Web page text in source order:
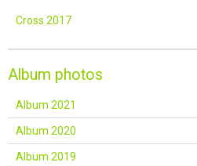
Cross 2017
Album photos
Album 2021
Album 2020
Album 2019